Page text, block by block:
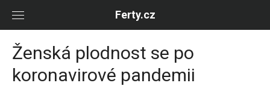
Ferty.cz
Ženská plodnost se po
koronavirové pandemii